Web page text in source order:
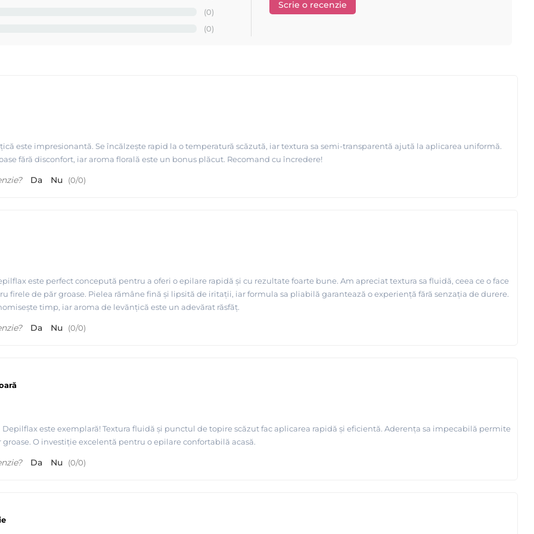
de cosmetice profesionale pentru epilare, cu doua linii importante principale: Starpil siDepilflax
urile disponibile la noi pe site despre MAYSTAR si Depilflax !
- Depilflax
(0)
(0)
Scrie o recenzie
este impresionantă. Se încălzește rapid la o temperatură scăzută, iar textura sa semi-transparentă ajută la aplicarea uniformă.
fără disconfort, iar aroma florală este un bonus plăcut. Recomand cu încredere!
Da Nu (0/0)
este perfect concepută pentru a oferi o epilare rapidă și cu rezultate foarte bune. Am apreciat textura sa fluidă, ceea ce o face
firele de păr groase. Pielea rămâne fină și lipsită de iritații, iar formula sa pliabilă garantează o experiență fără senzația de durere.
timp, iar aroma de levănțică este un adevărat răsfăț.
Da Nu (0/0)
Depilflax este exemplară! Textura fluidă și punctul de topire scăzut fac aplicarea rapidă și eficientă. Aderența sa impecabilă permite
O investiție excelentă pentru o epilare confortabilă acasă.
Da Nu (0/0)